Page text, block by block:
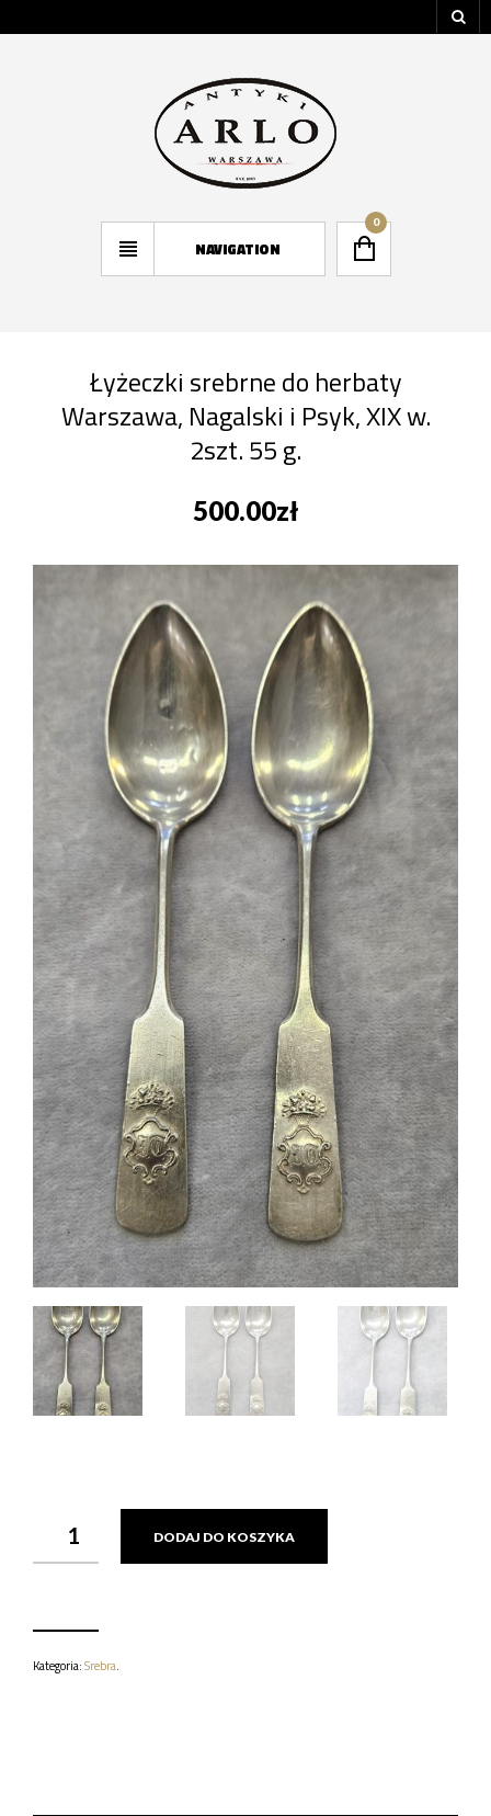
NAVIGATION
0
Łyżeczki srebrne do herbaty
Warszawa, Nagalski i Psyk, XIX w.
2szt. 55 g.
500.00zł
ŁYŻECZKI
SREBRNE
I
DODAJ DO KOSZYKA
Kategoria:Srebra.